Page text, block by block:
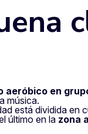
aeróbico en
música.
está dividida en
último en la zona